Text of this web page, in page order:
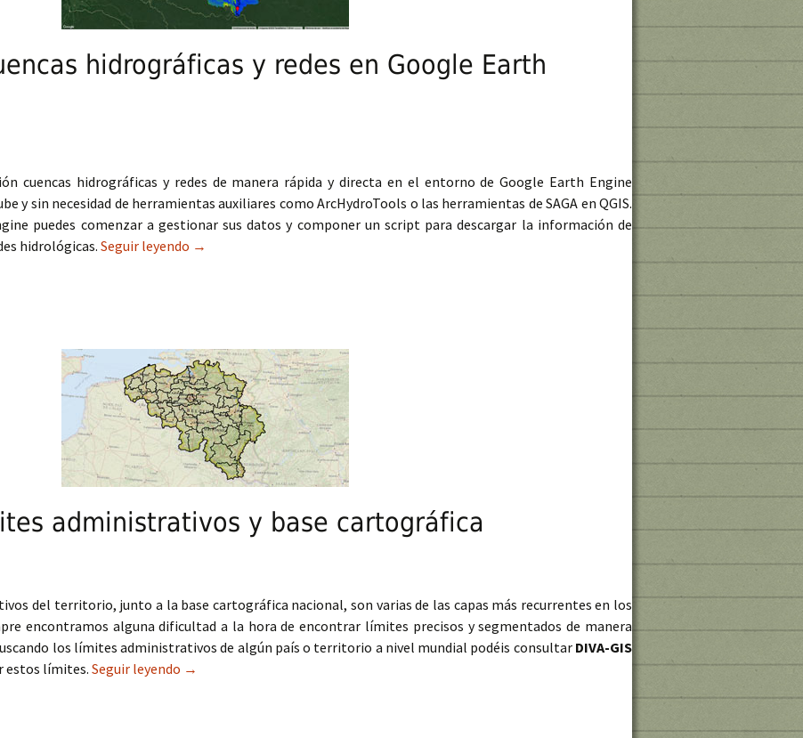
hidrográficas y redes en Google Earth
cuencas hidrográficas y redes de manera rápida y directa en el entorno de Google Earth Engine
y sin necesidad de herramientas auxiliares como ArcHydroTools o las herramientas de SAGA en QGIS.
puedes comenzar a gestionar sus datos y componer un script para descargar la información de
hidrológicas. Seguir leyendo Delimitación de cuencas hidrográficas y redes en Google Earth Engine
→
administrativos y base cartográfica
del territorio, junto a la base cartográfica nacional, son varias de las capas más recurrentes en los
encontramos alguna dificultad a la hora de encontrar límites precisos y segmentados de manera
los límites administrativos de algún país o territorio a nivel mundial podéis consultar DIVA-GIS
estos límites. Seguir leyendo Cartografía de límites administrativos y base cartográfica
→